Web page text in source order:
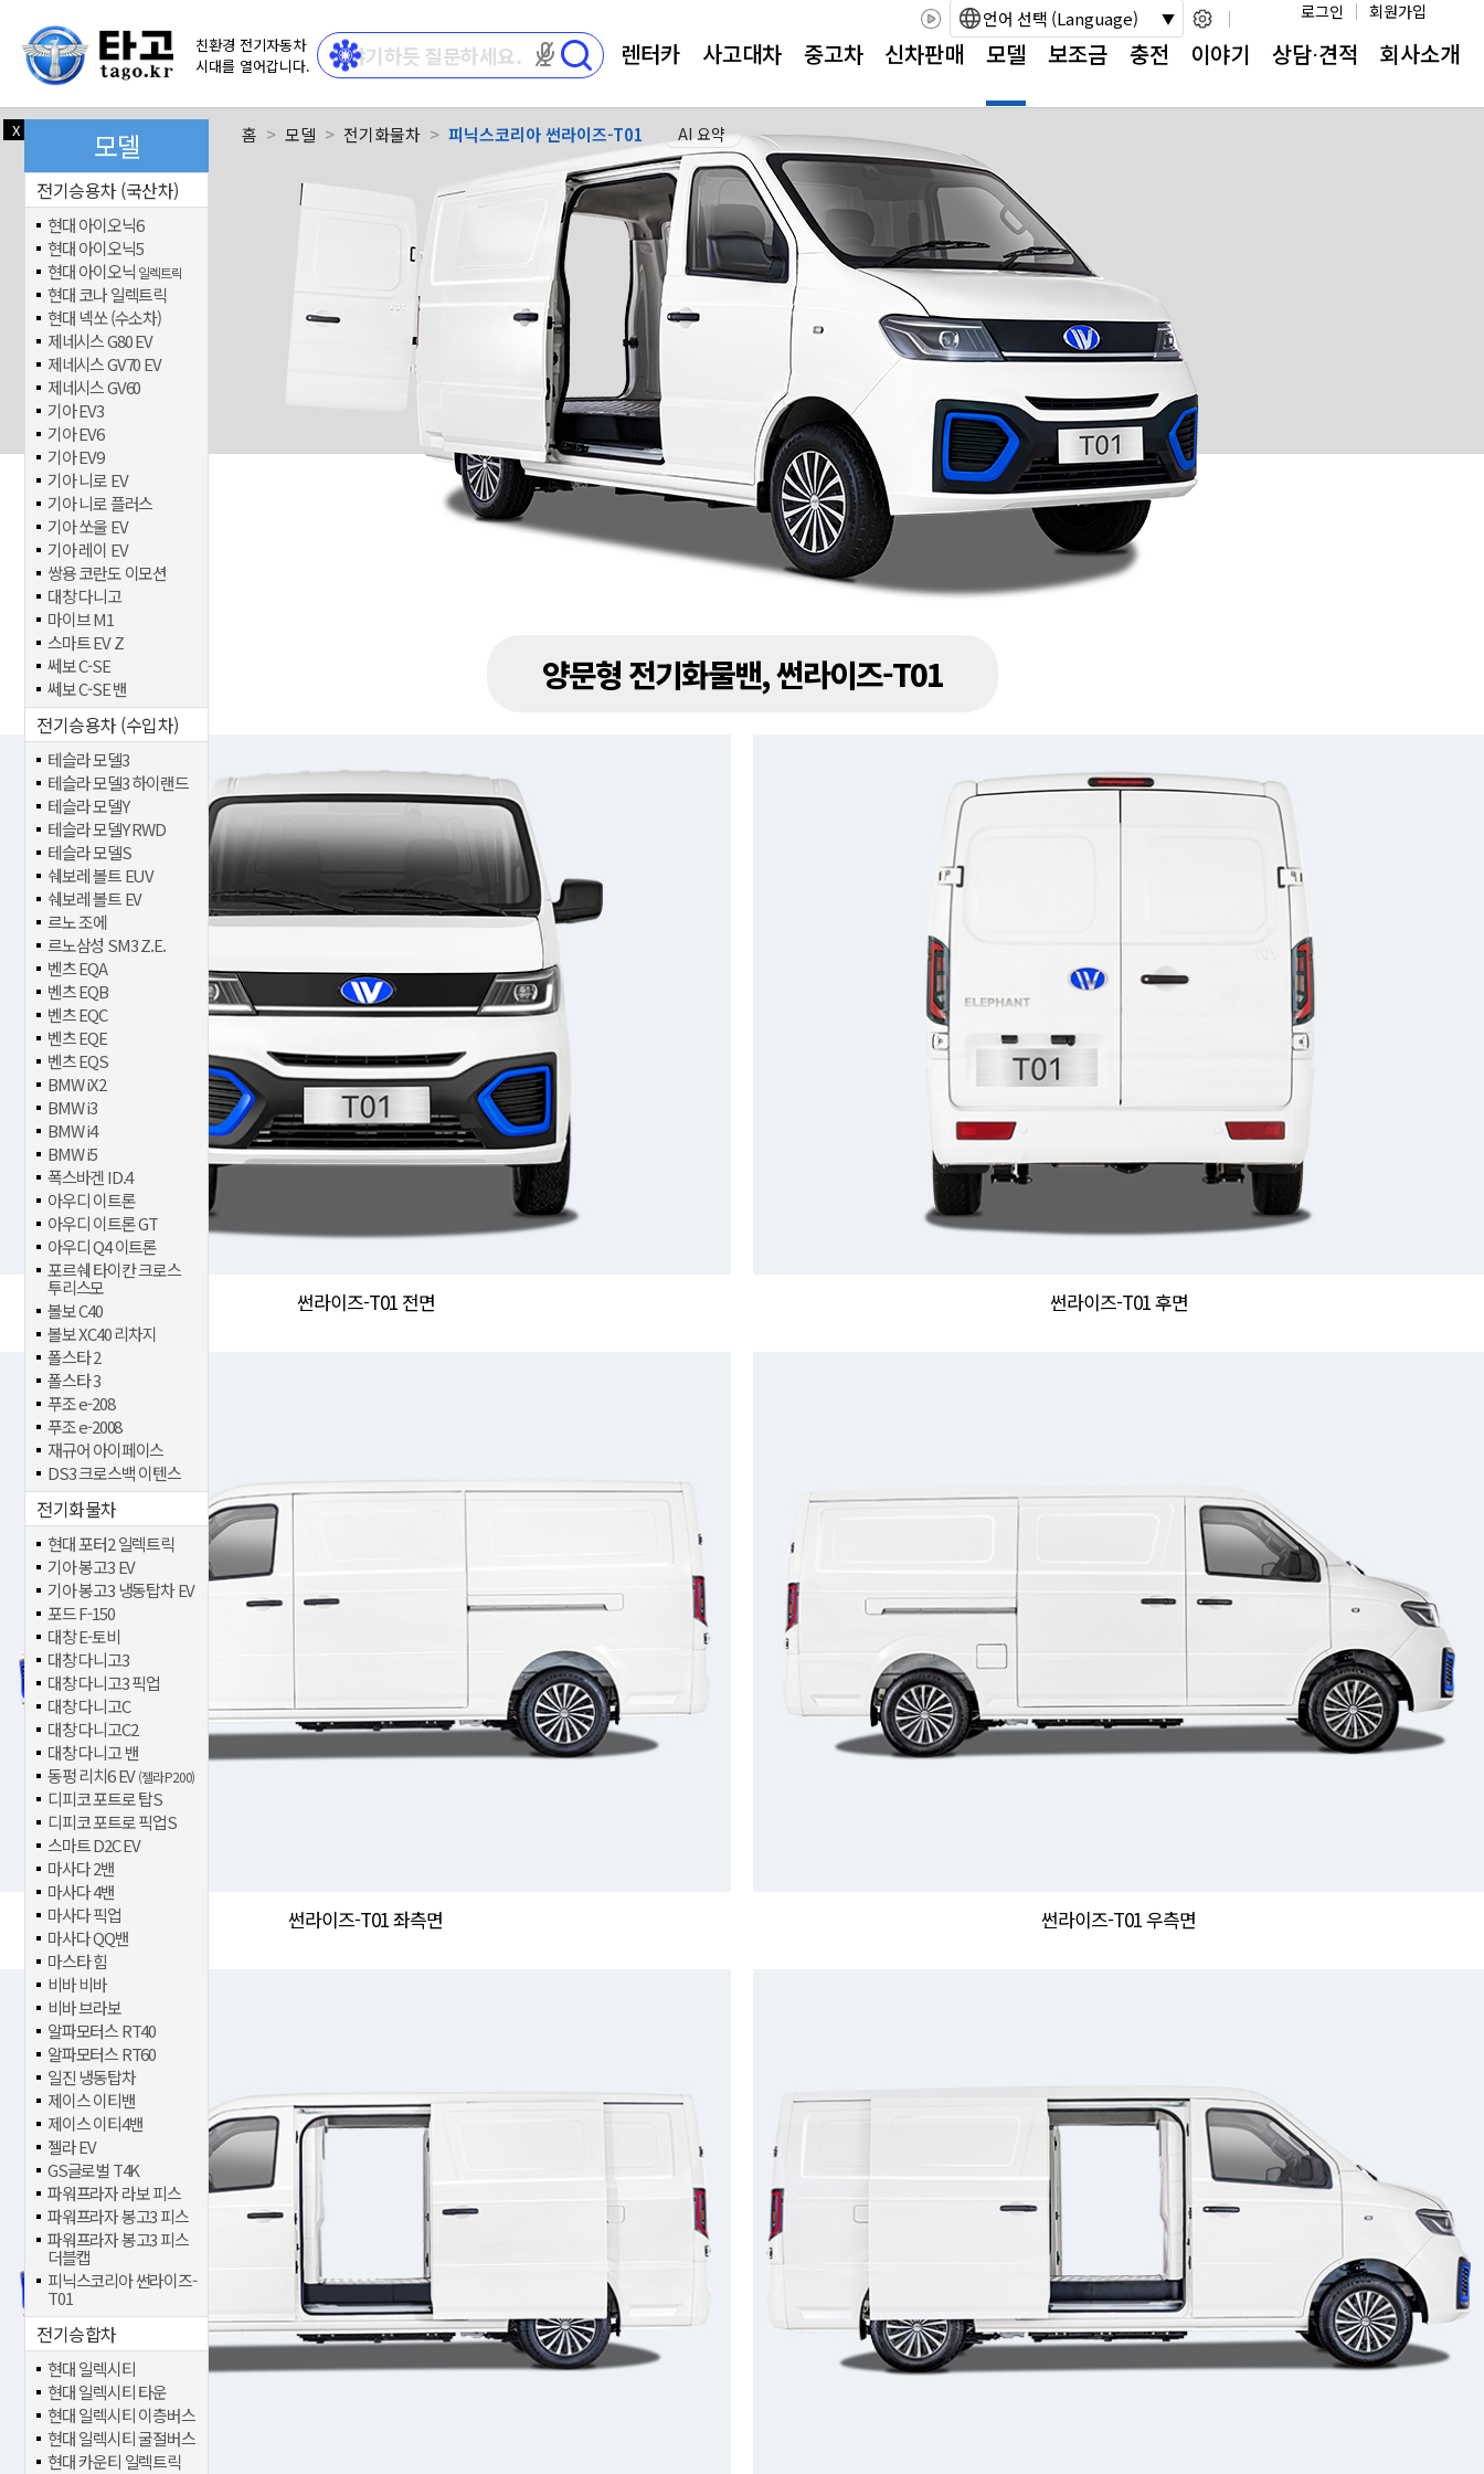
친환경 전기자동차
시대를 열어갑니다.
마이크 권한이 필요합니다
로그인 회원가입
언어 선택 (Language)
렌터카 사고대차 중고차 신차판매 모델 보조금 충전 이야기 상담⋅견적 회사소개
홈 모델 전기화물차 피닉스코리아 썬라이즈-T01 AI 요약
X 모델
전기승용차 (국산차)
현대 아이오닉6
현대 아이오닉5
현대 아이오닉 일렉트릭
현대 코나 일렉트릭
현대 넥쏘 (수소차)
제네시스 G80 EV
제네시스 GV70 EV
제네시스 GV60
기아 EV3
기아 EV6
기아 EV9
기아 니로 EV
기아 니로 플러스
기아 쏘울 EV
기아 레이 EV
쌍용 코란도 이모션
대창 다니고
마이브 M1
스마트 EV Z
쎄보 C-SE
쎄보 C-SE 밴
전기승용차 (수입차)
테슬라 모델3
테슬라 모델3 하이랜드
테슬라 모델Y
테슬라 모델Y RWD
테슬라 모델S
쉐보레 볼트 EUV
쉐보레 볼트 EV
르노 조에
르노삼성 SM3 Z.E.
벤츠 EQA
벤츠 EQB
벤츠 EQC
벤츠 EQE
벤츠 EQS
BMW iX2
BMW i3
BMW i4
BMW i5
폭스바겐 ID.4
아우디 이트론
아우디 이트론 GT
아우디 Q4 이트론
포르쉐 타이칸 크로스
투리스모
볼보 C40
볼보 XC40 리차지
폴스타 2
폴스타 3
푸조 e-208
푸조 e-2008
재규어 아이페이스
DS3 크로스백 이텐스
전기화물차
현대 포터2 일렉트릭
기아 봉고3 EV
기아 봉고3 냉동탑차 EV
포드 F-150
대창 E-토비
대창 다니고3
대창 다니고3 픽업
대창 다니고C
대창 다니고C2
대창 다니고 밴
동펑 리치6 EV(젤라 P200)
디피코 포트로 탑S
디피코 포트로 픽업S
스마트 D2C EV
마사다 2밴
마사다 4밴
마사다 픽업
마사다 QQ밴
마스타 힘
비바 비바
비바 브라보
알파모터스 RT40
알파모터스 RT60
일진 냉동탑차
제이스 이티밴
제이스 이티4밴
젤라 EV
GS글로벌 T4K
파워프라자 라보 피스
파워프라자 봉고3 피스
파워프라자 봉고3 피스
더블캡
피닉스코리아 썬라이즈-
T01
전기승합차
현대 일렉시티
현대 일렉시티 타운
현대 일렉시티 이층버스
현대 일렉시티 굴절버스
현대 카운티 일렉트릭
양문형 전기화물밴, 썬라이즈-T01
썬라이즈-T01 전면 썬라이즈-T01 후면
썬라이즈-T01 좌측면 썬라이즈-T01 우측면